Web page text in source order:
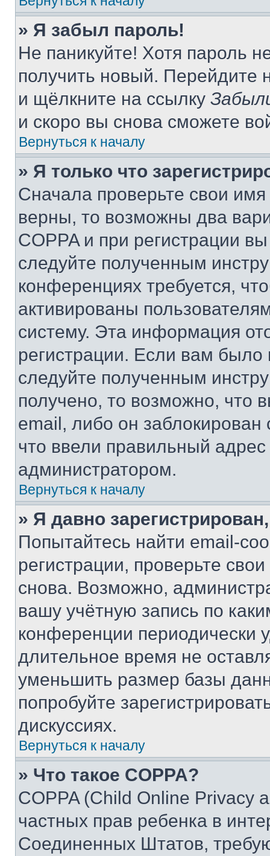
» Я забыл пароль!
Не паникуйте! Хотя пароль
получить новый. Перейдите
и щёлкните на ссылку
и скоро вы снова сможете
Вернуться к началу
» Я только что
Сначала проверьте свои
верны, то возможны два
COPPA и при регистрации
следуйте полученным
конференциях требуется,
активированы
систему. Эта информация
регистрации. Если вам
следуйте полученным
получено, то возможно, что
email, либо он
что ввели правильный адрес
администратором.
Вернуться к началу
» Я давно
Попытайтесь найти email-
регистрации, проверьте
снова. Возможно,
вашу учётную запись по
конференции периодически
длительное время не
уменьшить размер базы
попробуйте
дискуссиях.
Вернуться к началу
» Что такое COPPA?
COPPA (Child Online Privacy
частных прав ребенка в
Соединенных Штатов,